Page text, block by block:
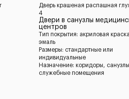
Дверь крашеная распашная
4
Двери в санузлы
центров
Тип покрытия: акриловая
эмаль
Размеры: стандартные или
индивидуальные
Назначение: коридоры,
служебные помещения